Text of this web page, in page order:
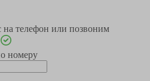
телефон или позвоним
номеру